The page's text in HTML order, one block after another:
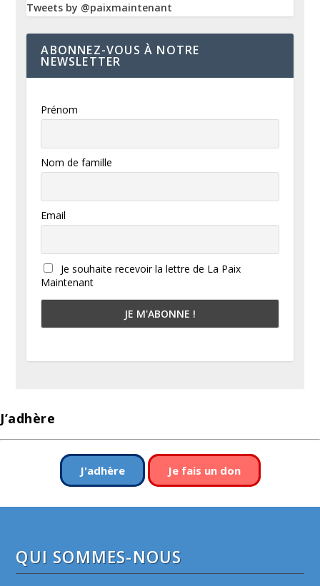
Tweets by @paixmaintenant
ABONNEZ-VOUS À NOTRE
NEWSLETTER
Prénom
Nom de famille
Email
Je souhaite recevoir la lettre de La Paix
Maintenant
J’adhère
J'adhère Je fais un don
QUI SOMMES-NOUS